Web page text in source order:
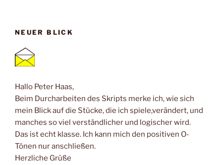
NEUER BLICK
Hallo Peter Haas,
Beim Durcharbeiten des Skripts merke ich, wie sich
mein Blick auf die Stücke, die ich spiele,verändert, und
manches so viel verständlicher und logischer wird.
Das ist echt klasse. Ich kann mich den positiven O-
Tönen nur anschließen.
Herzliche Grüße